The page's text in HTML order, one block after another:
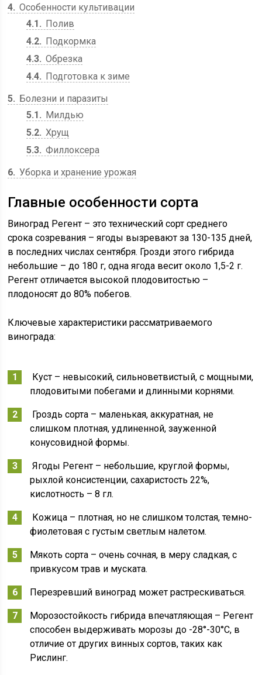
4 Особенности культивации
4.1
Полив
4.2
Подкормка
4.3 Обрезка
4.4
Подготовка к зиме
5
Болезни и паразиты
5.1
Милдью
5.2 Хрущ
5.3 Филлоксера
6 Уборка и хранение урожая
Главные особенности сорта
Виноград Регент – это технический сорт среднего
срока созревания – ягоды вызревают за 130-135 дней,
в последних числах сентября. Грозди этого гибрида
небольшие – до 180 г, одна ягода весит около 1,5-2 г.
Регент отличается высокой плодовитостью –
плодоносят до 80% побегов.
Ключевые характеристики рассматриваемого
винограда:
Куст – невысокий, сильноветвистый, с мощными,
плодовитыми побегами и длинными корнями.
Гроздь сорта – маленькая, аккуратная, не
слишком плотная, удлиненной, зауженной
конусовидной формы.
Ягоды Регент – небольшие, круглой формы,
рыхлой консистенции, сахаристость 22%,
кислотность – 8 гл.
Кожица – плотная, но не слишком толстая, темно-
фиолетовая с густым светлым налетом.
Мякоть сорта – очень сочная, в меру сладкая, с
привкусом трав и муската.
Перезревший виноград может растрескиваться.
Морозостойкость гибрида впечатляющая – Регент
способен выдерживать морозы до -28°-30°С, в
отличие от других винных сортов, таких как
Рислинг.